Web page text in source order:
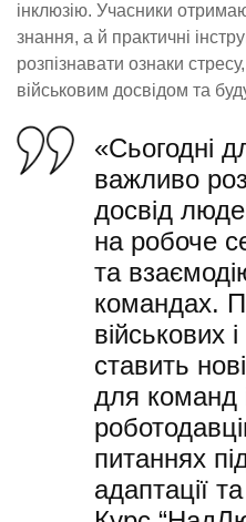
інклюзію. Учасники
знання, а й практичні
розпізнавати ознаки
військовим досвідом та
«Сьогодні
важливо
досвід
на робоче
та
командах.
військових
ставить
для команд
питаннях
адаптації